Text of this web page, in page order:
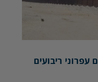
עפרוני ריבועים